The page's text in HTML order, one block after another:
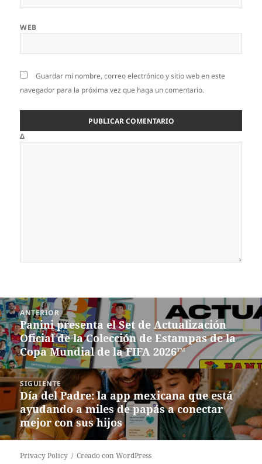
WEB
Guardar mi nombre, correo electrónico y sitio web en este
navegador para la próxima vez que haga un comentario.
Δ
Navegación
de
entradas
ANTERIOR
Entrada
anterior:
Panini presenta el Set de Actualización
Oficial de la Colección de Estampas de la
Copa Mundial de la FIFA 2026™
SIGUIENTE
Siguiente
entrada:
Día del Padre: la app mexicana que está
ayudando a miles de papás a conectar
mejor con sus hijos
Privacy Policy Creado con WordPress